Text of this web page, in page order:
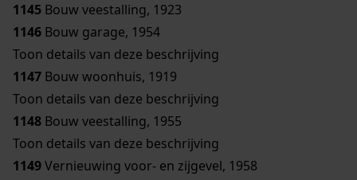
1145 Bouw veestalling, 1923
1146 Bouw garage, 1954
Toon details van deze beschrijving
1147 Bouw woonhuis, 1919
Toon details van deze beschrijving
1148 Bouw veestalling, 1955
Toon details van deze beschrijving
1149Vernieuwing voor- en zijgevel, 1958